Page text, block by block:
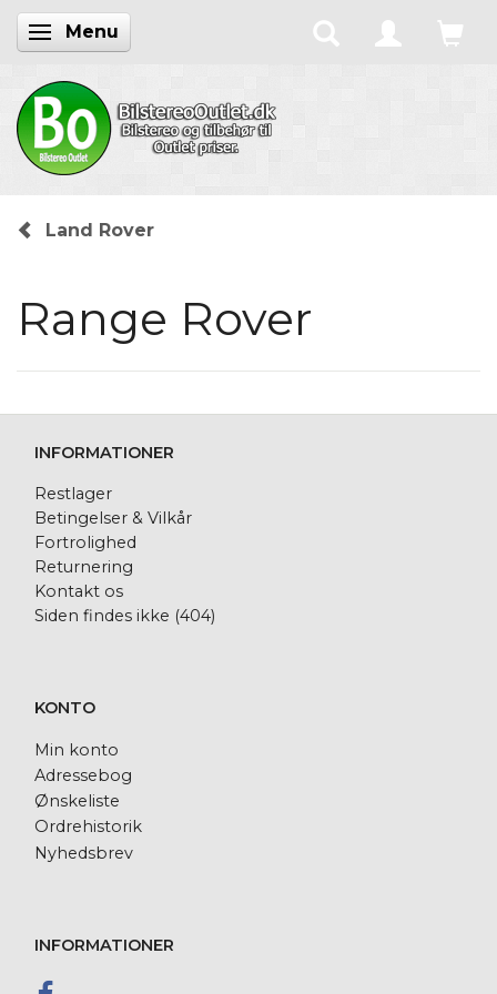
Skifte navigation
Menu
Land Rover
Range Rover
INFORMATIONER
Restlager
Betingelser & Vilkår
Fortrolighed
Returnering
Kontakt os
Siden findes ikke (404)
KONTO
Min konto
Adressebog
Ønskeliste
Ordrehistorik
Nyhedsbrev
INFORMATIONER